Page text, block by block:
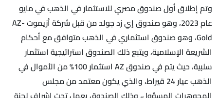
وتم إطلاق أول صندوق مصري للاستثمار في الذهب في مايو
عام 2023، وهو صندوق إي زد جولد من قبل شركة أزيموت AZ-
Gold، وهو صندوق استثماري في الذهب متوافق مع أحكام
الشريعة الإسلامية، ويتبع ذلك الصندوق استراتيجية استثمار
سلبية، حيث يتم في صندوق AZ استثمار 100% من الأموال في
الذهب عيار 24 قيراط، والذي يكون معتمد من مجلس